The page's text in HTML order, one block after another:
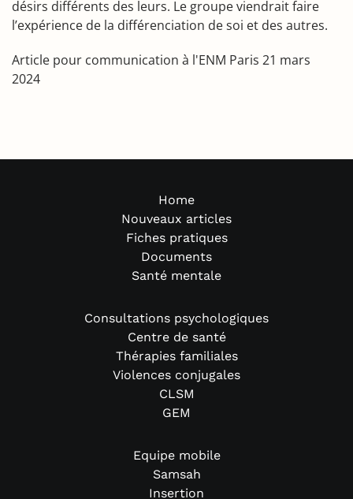
désirs différents des leurs. Le groupe viendrait faire
l’expérience de la différenciation de soi et des autres.
Article pour communication à l'ENM Paris 21 mars
2024
Home
Nouveaux articles
Fiches pratiques
Documents
Santé mentale
Consultations psychologiques
Centre de santé
Thérapies familiales
Violences conjugales
CLSM
GEM
Equipe mobile
Samsah
Insertion